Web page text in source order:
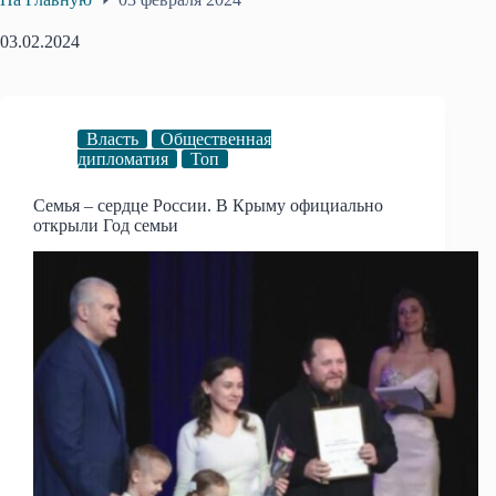
03.02.2024
Власть
Общественная
дипломатия
Топ
Семья – сердце России. В Крыму официально
открыли Год семьи